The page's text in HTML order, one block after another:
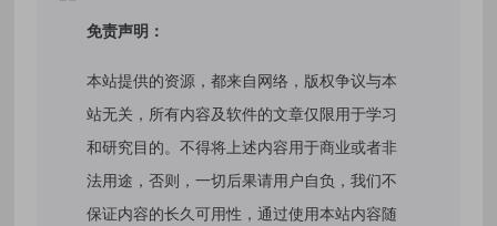
免责声明：
本站提供的资源，都来自网络，版权争议与本
站无关，所有内容及软件的文章仅限用于学习
和研究目的。不得将上述内容用于商业或者非
法用途，否则，一切后果请用户自负，我们不
保证内容的长久可用性，通过使用本站内容随